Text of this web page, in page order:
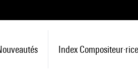
Index Compositeur·rice